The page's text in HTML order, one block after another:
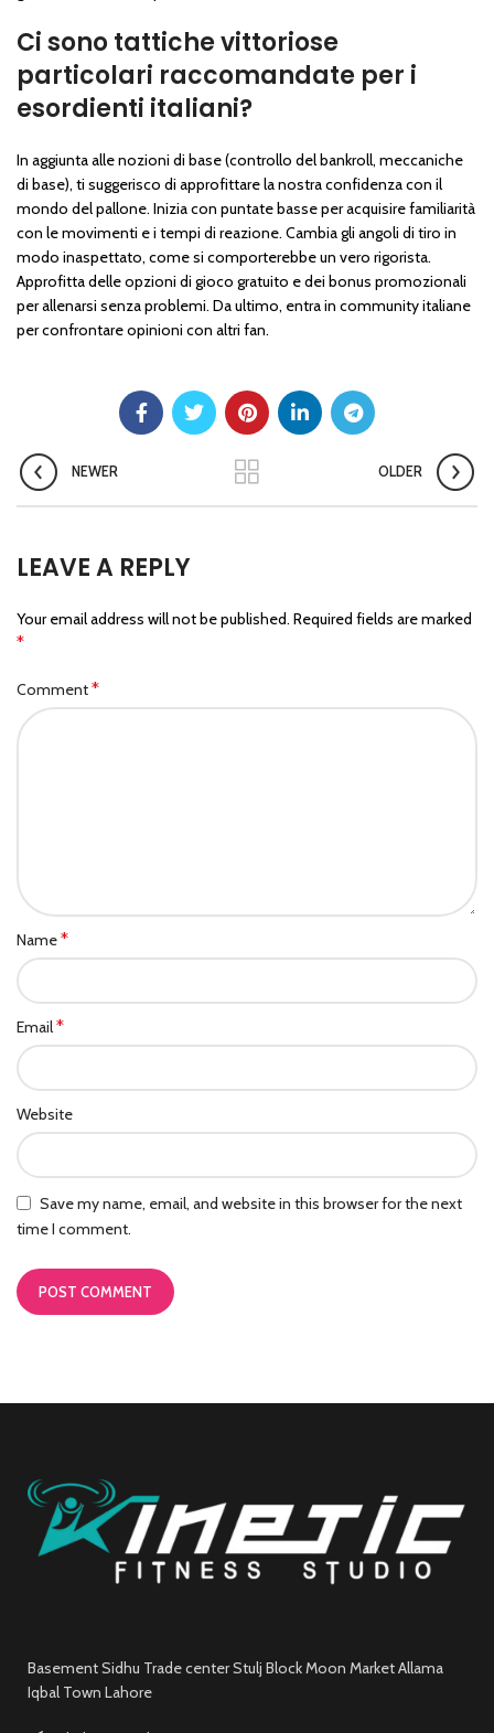
Ci sono tattiche vittoriose
particolari raccomandate per i
esordienti italiani?
In aggiunta alle nozioni di base (controllo del bankroll, meccaniche
di base), ti suggerisco di approfittare la nostra confidenza con il
mondo del pallone. Inizia con puntate basse per acquisire familiarità
con le movimenti e i tempi di reazione. Cambia gli angoli di tiro in
modo inaspettato, come si comporterebbe un vero rigorista.
Approfitta delle opzioni di gioco gratuito e dei bonus promozionali
per allenarsi senza problemi. Da ultimo, entra in community italiane
per confrontare opinioni con altri fan.
NEWER OLDER
LEAVE A REPLY
Your email address will not be published. Required fields are marked
*
Comment*
Name*
Email*
Website
Save my name, email, and website in this browser for the next
time I comment.
Basement Sidhu Trade center Stulj Block Moon Market Allama
Iqbal Town Lahore